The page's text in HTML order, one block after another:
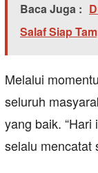
Baca Juga :
Salaf Siap
Melalui
seluruh
yang baik.
selalu mencatat